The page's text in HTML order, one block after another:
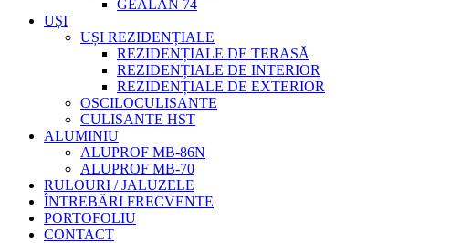
GEALAN 74
UȘI
UȘI REZIDENȚIALE
REZIDENȚIALE DE TERASĂ
REZIDENȚIALE DE INTERIOR
REZIDENȚIALE DE EXTERIOR
OSCILOCULISANTE
CULISANTE HST
ALUMINIU
ALUPROF MB-86N
ALUPROF MB-70
RULOURI / JALUZELE
ÎNTREBĂRI FRECVENTE
PORTOFOLIU
CONTACT